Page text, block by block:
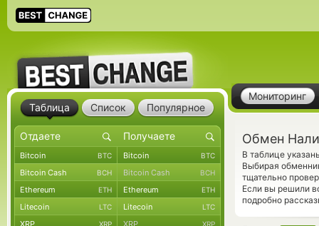
Мониторинг
Обмен
В таблице
Выбирая
тщательно
Если вы решили
подробно
Таблица Список Популярное
Bitcoin BTC Bitcoin BTC
Bitcoin Cash BCH Bitcoin Cash BCH
Ethereum ETH Ethereum ETH
Litecoin LTC Litecoin LTC
XRP XRP XRP XRP